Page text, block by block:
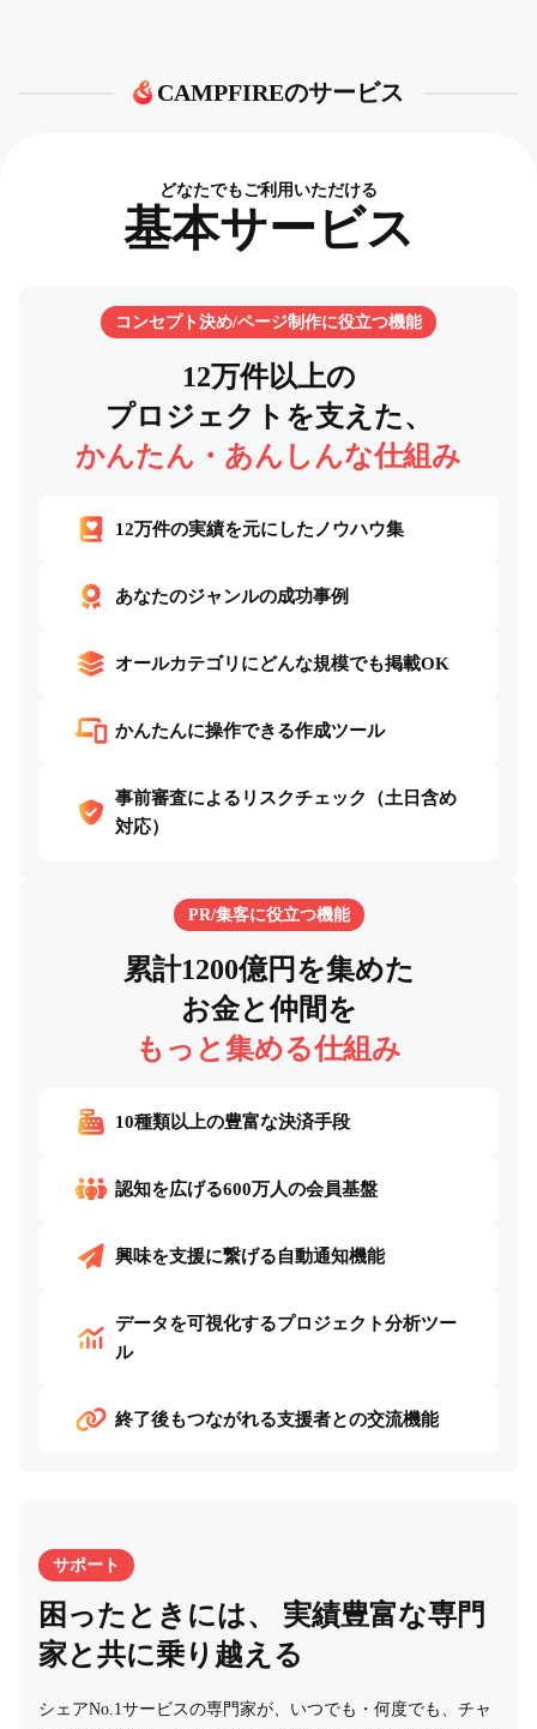
CAMPFIREのサービス
どなたでもご利用いただける
基本サービス
コンセプト決め/ページ制作に役立つ機能
12万件以上の
プロジェクトを支えた、
かんたん・あんしんな仕組み
12万件の実績を元にしたノウハウ集
あなたのジャンルの成功事例
オールカテゴリにどんな規模でも掲載OK
かんたんに操作できる作成ツール
事前審査によるリスクチェック
（土日含め
対応）
PR/集客に役立つ機能
累計1200億円を集めた
お金と仲間を
もっと集める仕組み
10種類以上の豊富な決済手段
認知を広げる600万人の会員基盤
興味を支援に繋げる自動通知機能
データを可視化するプロジェクト分析ツー
ル
終了後もつながれる支援者との交流機能
サポート
困ったときには、 実績豊富な専門
家と共に乗り越える
シェアNo.1サービスの専門家が、いつでも・何度でも、チャ